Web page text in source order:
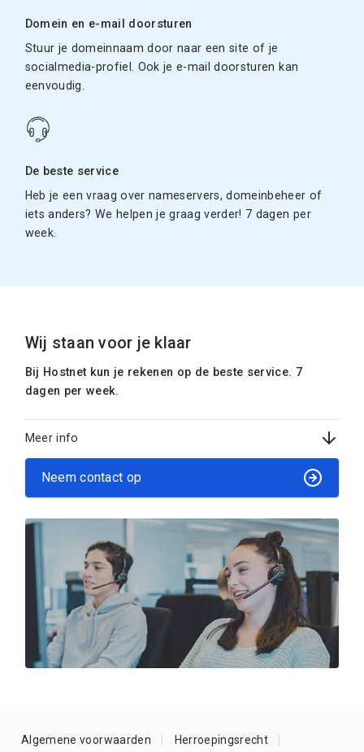
Domein en e-mail doorsturen
Stuur je domeinnaam door naar een site of je
socialmedia-profiel. Ook je e-mail doorsturen kan
eenvoudig.
De beste service
Heb je een vraag over nameservers, domeinbeheer of
iets anders? We helpen je graag verder! 7 dagen per
week.
Wij staan voor je klaar
Bij Hostnet kun je rekenen op de beste service. 7
dagen per week.
Meer info
Neem contact op
Algemene voorwaarden Herroepingsrecht